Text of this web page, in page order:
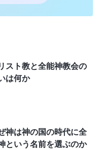
けであり、終わりの
真理は聖霊の直接的
、神が何であるかを
知り、清められ、救
全能神が述べる言葉
であり、人の人生に
スト教と全能神教会の
は何か
神は神の国の時代に全
という名前を選ぶのか